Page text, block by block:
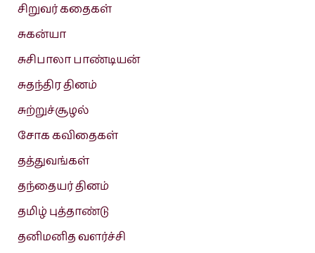
சிறுவர் கதைகள்
சுகன்யா
சுசிபாலா பாண்டியன்
சுதந்திர தினம்
சுற்றுச்சூழல்
சோக கவிதைகள்
தத்துவங்கள்
தந்தையர் தினம்
தமிழ் புத்தாண்டு
தனிமனித வளர்ச்சி